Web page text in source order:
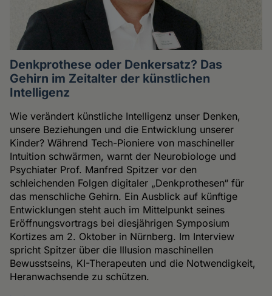
Denkprothese oder Denkersatz? Das
Gehirn im Zeitalter der künstlichen
Intelligenz
Wie verändert künstliche Intelligenz unser Denken,
unsere Beziehungen und die Entwicklung unserer
Kinder? Während Tech-Pioniere von maschineller
Intuition schwärmen, warnt der Neurobiologe und
Psychiater Prof. Manfred Spitzer vor den
schleichenden Folgen digitaler „Denkprothesen“ für
das menschliche Gehirn. Ein Ausblick auf künftige
Entwicklungen steht auch im Mittelpunkt seines
Eröffnungsvortrags bei diesjährigen Symposium
Kortizes am 2. Oktober in Nürnberg. Im Interview
spricht Spitzer über die Illusion maschinellen
Bewusstseins, KI-Therapeuten und die Notwendigkeit,
Heranwachsende zu schützen.